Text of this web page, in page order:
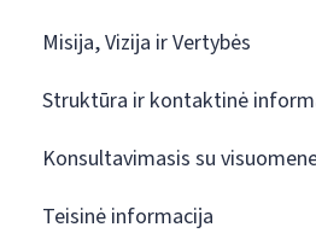
Misija, Vizija ir Vertybės
Struktūra ir kontaktinė
Konsultavimasis su
Teisinė informacija